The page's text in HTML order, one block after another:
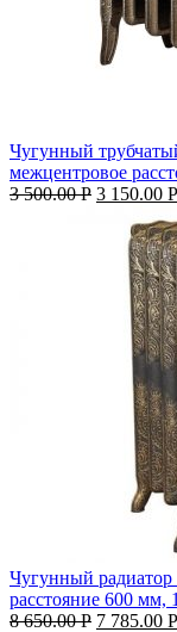
Чугунный
межцентровое
3 500.00Р 3 150.00 Р
Чугунный радиатор
расстояние 600 мм,
8 650.00Р 7 785.00 Р